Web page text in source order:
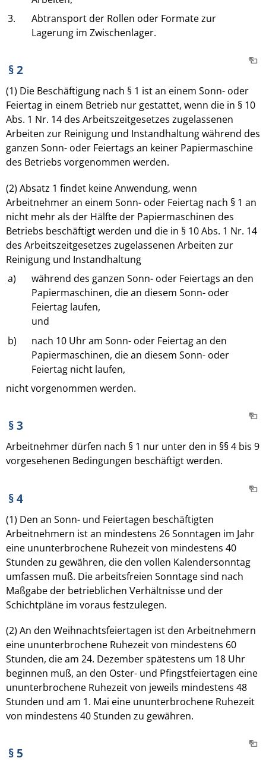
3.
Abtransport der Rollen oder Formate zur
Lagerung im Zwischenlager.
§ 2
(1) Die Beschäftigung nach § 1 ist an einem Sonn- oder
Feiertag in einem Betrieb nur gestattet, wenn die in § 10
Abs. 1 Nr. 14 des Arbeitszeitgesetzes zugelassenen
Arbeiten zur Reinigung und Instandhaltung während des
ganzen Sonn- oder Feiertags an keiner Papiermaschine
des Betriebs vorgenommen werden.
(2) Absatz 1 findet keine Anwendung, wenn
Arbeitnehmer an einem Sonn- oder Feiertag nach § 1 an
nicht mehr als der Hälfte der Papiermaschinen des
Betriebs beschäftigt werden und die in § 10 Abs. 1 Nr. 14
des Arbeitszeitgesetzes zugelassenen Arbeiten zur
Reinigung und Instandhaltung
a)
während des ganzen Sonn- oder Feiertags an den
Papiermaschinen, die an diesem Sonn- oder
Feiertag laufen,
und
b)
nach 10 Uhr am Sonn- oder Feiertag an den
Papiermaschinen, die an diesem Sonn- oder
Feiertag nicht laufen,
nicht vorgenommen werden.
§ 3
Arbeitnehmer dürfen nach § 1 nur unter den in §§ 4 bis 9
vorgesehenen Bedingungen beschäftigt werden.
§ 4
(1) Den an Sonn- und Feiertagen beschäftigten
Arbeitnehmern ist an mindestens 26 Sonntagen im Jahr
eine ununterbrochene Ruhezeit von mindestens 40
Stunden zu gewähren, die den vollen Kalendersonntag
umfassen muß. Die arbeitsfreien Sonntage sind nach
Maßgabe der betrieblichen Verhältnisse und der
Schichtpläne im voraus festzulegen.
(2) An den Weihnachtsfeiertagen ist den Arbeitnehmern
eine ununterbrochene Ruhezeit von mindestens 60
Stunden, die am 24. Dezember spätestens um 18 Uhr
beginnen muß, an den Oster- und Pfingstfeiertagen eine
ununterbrochene Ruhezeit von jeweils mindestens 48
Stunden und am 1. Mai eine ununterbrochene Ruhezeit
von mindestens 40 Stunden zu gewähren.
§ 5